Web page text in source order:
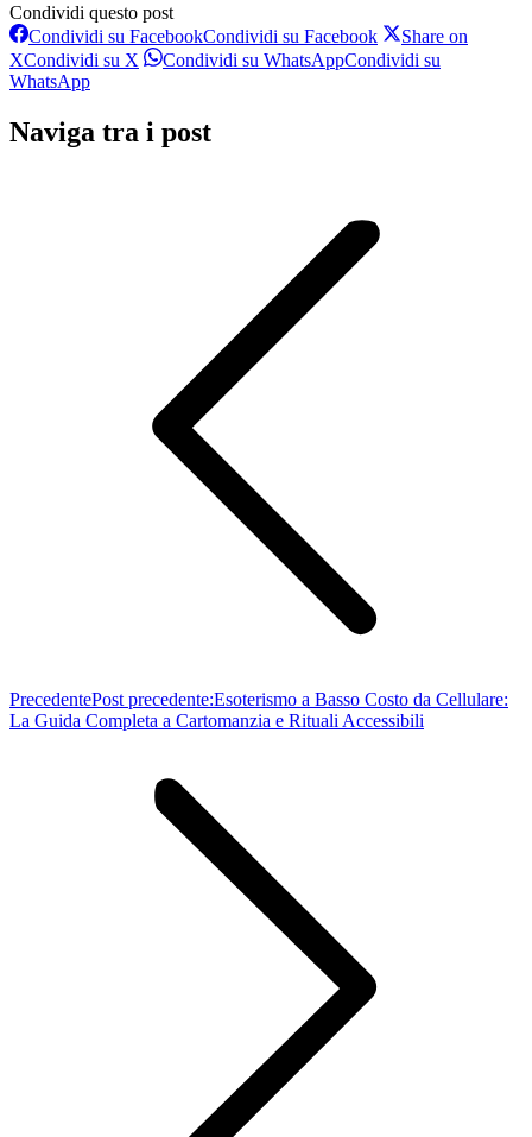
Condividi questo post
Condividi su FacebookCondividi su Facebook
Share on
XCondividi su X Condividi su WhatsAppCondividi su
WhatsApp
Naviga tra i post
PrecedentePost precedente:Esoterismo a Basso Costo da Cellulare:
La Guida Completa a Cartomanzia e Rituali Accessibili